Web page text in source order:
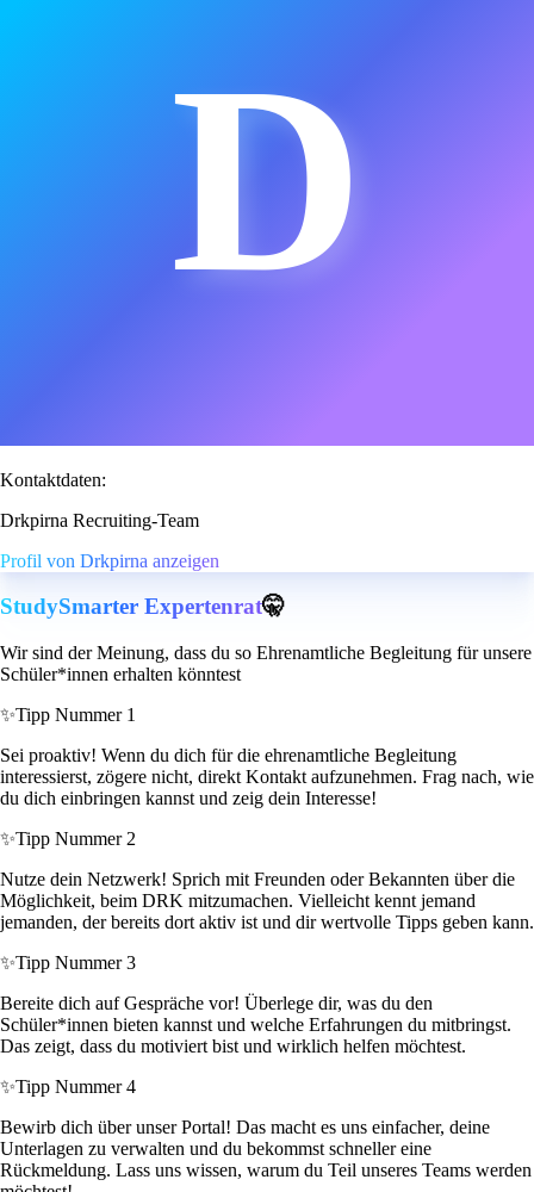
D
Kontaktdaten:
Drkpirna Recruiting-Team
Profil von Drkpirna anzeigen
StudySmarter Expertenrat🤫
Wir sind der Meinung, dass du so Ehrenamtliche Begleitung für unsere
Schüler*innen erhalten könntest
✨Tipp Nummer 1
Sei proaktiv! Wenn du dich für die ehrenamtliche Begleitung
interessierst, zögere nicht, direkt Kontakt aufzunehmen. Frag nach, wie
du dich einbringen kannst und zeig dein Interesse!
✨Tipp Nummer 2
Nutze dein Netzwerk! Sprich mit Freunden oder Bekannten über die
Möglichkeit, beim DRK mitzumachen. Vielleicht kennt jemand
jemanden, der bereits dort aktiv ist und dir wertvolle Tipps geben kann.
✨Tipp Nummer 3
Bereite dich auf Gespräche vor! Überlege dir, was du den
Schüler*innen bieten kannst und welche Erfahrungen du mitbringst.
Das zeigt, dass du motiviert bist und wirklich helfen möchtest.
✨Tipp Nummer 4
Bewirb dich über unser Portal! Das macht es uns einfacher, deine
Unterlagen zu verwalten und du bekommst schneller eine
Rückmeldung. Lass uns wissen, warum du Teil unseres Teams werden